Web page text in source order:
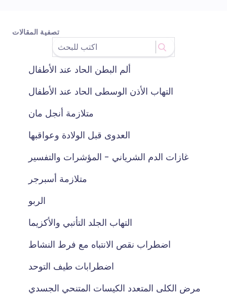
تصفية المقالات
ألم البطن الحاد عند الأطفال
التهاب الأذن الوسطى الحاد عند الأطفال
متلازمة أنجل مان
العدوى قبل الولادة وعواقبها
غازات الدم الشرياني - المؤشرات والتفسير
متلازمة أسبرجر
الربو
التهاب الجلد التأتبي والأكزيما
اضطراب نقص الانتباه مع فرط النشاط
اضطرابات طيف التوحد
مرض الكلى المتعدد الكيسات المتنحي الجسدي